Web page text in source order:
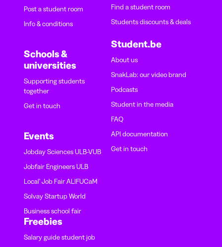
Post a student room
Info & conditions
Schools &
universities
Supporting students
together
Get in touch
Events
Jobday Sciences ULB-VUB
Jobfair Engineers ULB
Local' Job Fair ALIFUCaM
Solvay Startup World
Business school fair
Find a student room
Students discounts & deals
Student.be
About us
SnakLab: our video brand
Podcasts
Student in the media
FAQ
API documentation
Get in touch
Freebies
Salary guide student job